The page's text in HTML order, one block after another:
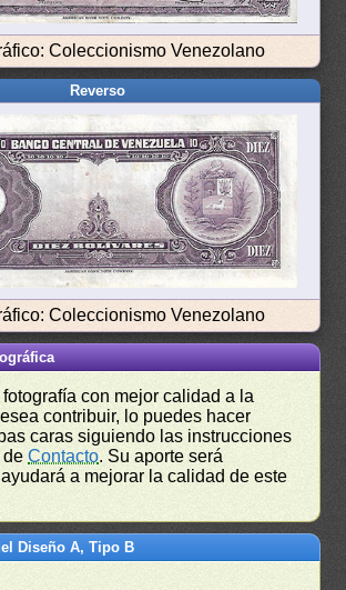
Coleccionismo Venezolano
Reverso
Coleccionismo Venezolano
con mejor calidad a la
contribuir, lo puedes hacer
caras siguiendo las instrucciones
deContacto. Su aporte será
a mejorar la calidad de este
Diseño A, Tipo B